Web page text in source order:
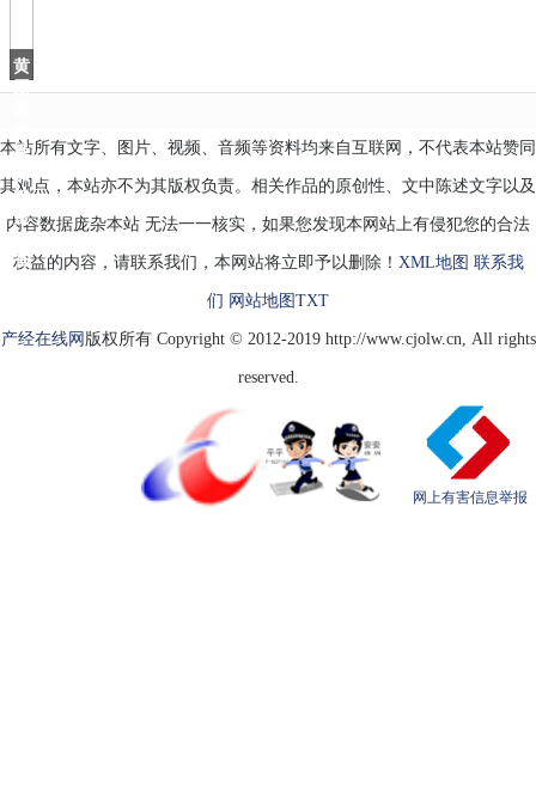
华
黄
磊
番
茄
炒
蛋
香
本站所有文字、图片、视频、音频等资料均来自互联网，不代表本站赞同
其观点，本站亦不为其版权负责。相关作品的原创性、文中陈述文字以及
内容数据庞杂本站 无法一一核实，如果您发现本网站上有侵犯您的合法
权益的内容，请联系我们，本网站将立即予以删除！ XML地图 联系我
们 网站地图 TXT
产经在线网 版权所有 Copyright © 2012-2019 http://www.cjolw.cn, All rights
reserved.
网上有害信息举报